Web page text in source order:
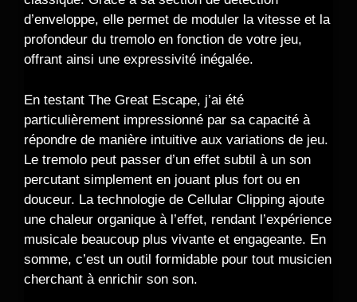
d’enveloppe, elle permet de moduler la vitesse et la
profondeur du tremolo en fonction de votre jeu,
offrant ainsi une expressivité inégalée.
En testant The Great Escape, j’ai été
particulièrement impressionné par sa capacité à
répondre de manière intuitive aux variations de jeu.
Le tremolo peut passer d’un effet subtil à un son
percutant simplement en jouant plus fort ou en
douceur. La technologie de Cellular Clipping ajoute
une chaleur organique à l’effet, rendant l’expérience
musicale beaucoup plus vivante et engageante. En
somme, c’est un outil formidable pour tout musicien
cherchant à enrichir son son.